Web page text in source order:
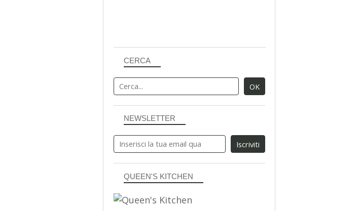
NEWSLETTER
CERCA
QUEEN'S KITCHEN